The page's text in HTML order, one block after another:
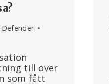
till över
som fått